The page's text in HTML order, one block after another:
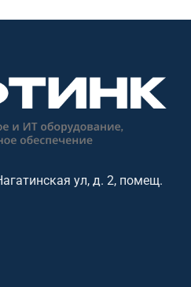
Ethernet, RS-232, ИК, PoE, 4K60,
JPEG2000
ул, д. 2, помещ.